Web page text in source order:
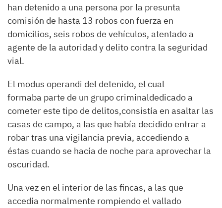
han detenido a una persona por la presunta
comisión de hasta 13 robos con fuerza en
domicilios, seis robos de vehículos, atentado a
agente de la autoridad y delito contra la seguridad
vial.
El modus operandi del detenido, el cual
formaba parte de un grupo criminaldedicado a
cometer este tipo de delitos,consistía en asaltar las
casas de campo, a las que había decidido entrar a
robar tras una vigilancia previa, accediendo a
éstas cuando se hacía de noche para aprovechar la
oscuridad.
Una vez en el interior de las fincas, a las que
accedía normalmente rompiendo el vallado